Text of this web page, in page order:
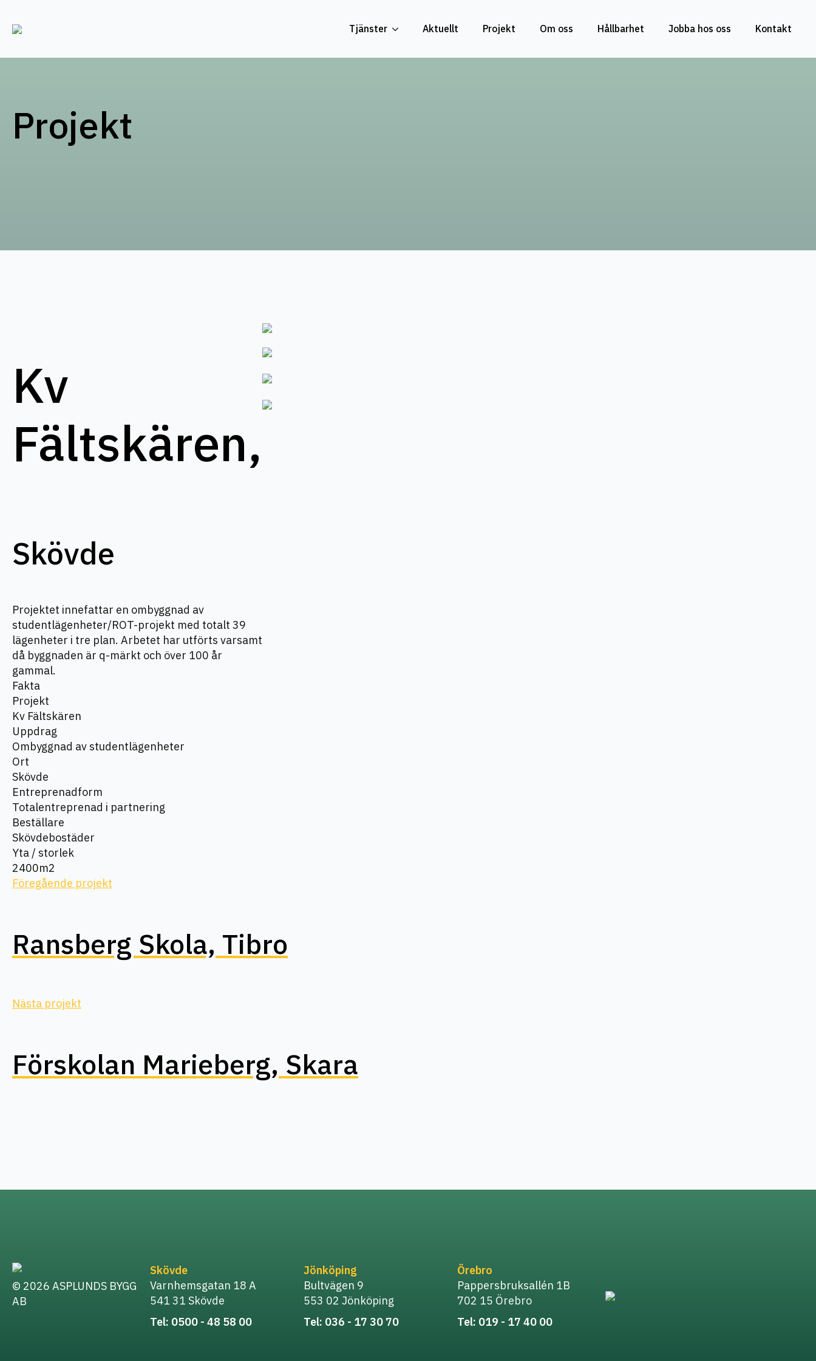
Tjänster Aktuellt Projekt Om oss Hållbarhet Jobba hos oss Kontakt
Projekt
Kv
Fältskären,
Skövde
Projektet innefattar en ombyggnad av
studentlägenheter/ROT-projekt med totalt 39
lägenheter i tre plan. Arbetet har utförts varsamt
då byggnaden är q-märkt och över 100 år
gammal.
Fakta
Projekt
Kv Fältskären
Uppdrag
Ombyggnad av studentlägenheter
Ort
Skövde
Entreprenadform
Totalentreprenad i partnering
Beställare
Skövdebostäder
Yta / storlek
2400m2
Föregående projekt
Ransberg Skola, Tibro
Nästa projekt
Förskolan Marieberg, Skara
© 2026 ASPLUNDS BYGG
AB
Skövde
Varnhemsgatan 18 A
541 31 Skövde
Tel: 0500 - 48 58 00
Jönköping
Bultvägen 9
553 02 Jönköping
Tel: 036 - 17 30 70
Örebro
Pappersbruksallén 1B
702 15 Örebro
Tel: 019 - 17 40 00